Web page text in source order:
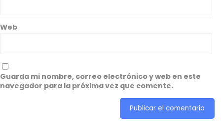
Web
Guarda mi nombre, correo electrónico y web en este
navegador para la próxima vez que comente.